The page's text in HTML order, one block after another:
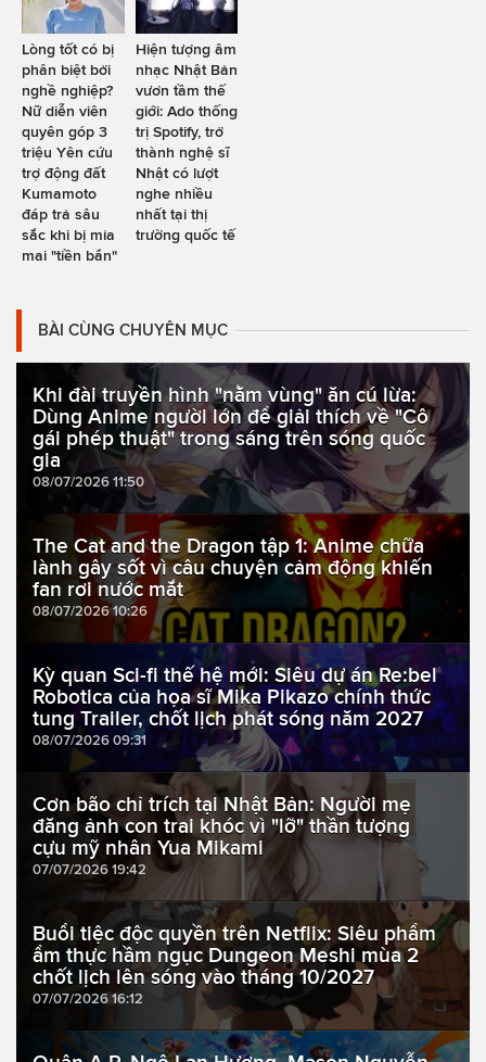
Lòng tốt có bị
phân biệt bởi
nghề nghiệp?
Nữ diễn viên
quyên góp 3
triệu Yên cứu
trợ động đất
Kumamoto
đáp trả sâu
sắc khi bị mỉa
mai "tiền bẩn"
Hiện tượng âm
nhạc Nhật Bản
vươn tầm thế
giới: Ado thống
trị Spotify, trở
thành nghệ sĩ
Nhật có lượt
nghe nhiều
nhất tại thị
trường quốc tế
BÀI CÙNG CHUYÊN MỤC
Khi đài truyền hình "nằm vùng" ăn cú lừa:
Dùng Anime người lớn để giải thích về "Cô
gái phép thuật" trong sáng trên sóng quốc
gia
08/07/2026 11:50
The Cat and the Dragon tập 1: Anime chữa
lành gây sốt vì câu chuyện cảm động khiến
fan rơi nước mắt
08/07/2026 10:26
Kỳ quan Sci-fi thế hệ mới: Siêu dự án Re:bel
Robotica của họa sĩ Mika Pikazo chính thức
tung Trailer, chốt lịch phát sóng năm 2027
08/07/2026 09:31
Cơn bão chỉ trích tại Nhật Bản: Người mẹ
đăng ảnh con trai khóc vì "lỡ" thần tượng
cựu mỹ nhân Yua Mikami
07/07/2026 19:42
Buổi tiệc độc quyền trên Netflix: Siêu phẩm
ẩm thực hầm ngục Dungeon Meshi mùa 2
chốt lịch lên sóng vào tháng 10/2027
07/07/2026 16:12